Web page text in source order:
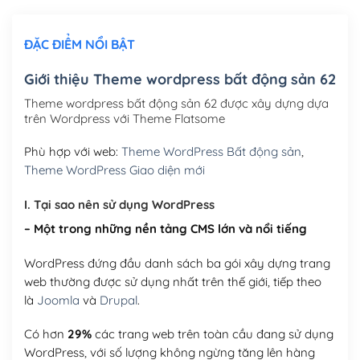
Mua thêm Host + Tên miền
Tên miền quốc tế .com .net .org (1 năm)
(+300,000₫)
Tên miền Việt Nam .vn (1 năm) (+550,000₫)
Hosting 3GB SSD (1 năm)(+550,000₫)
Hosting 5GB SSD (1 năm)
Hosting 8GB SSD (1 năm) (+950,000₫)
ĐẶC ĐIỂM NỔI BẬT
Giới thiệu Theme wordpress bất động sản 62
Theme wordpress bất động sản 62 được xây dựng dựa
trên Wordpress với Theme Flatsome
Phù hợp với web: Theme WordPress Bất động sản,
Theme WordPress Giao diện mới
I. Tại sao nên sử dụng WordPress
– Một trong những nền tảng CMS lớn và nổi tiếng
WordPress đứng đầu danh sách ba gói xây dựng trang
web thường được sử dụng nhất trên thế giới, tiếp theo
là Joomla và Drupal.
Có hơn 29%các trang web trên toàn cầu đang sử dụng
WordPress, với số lượng không ngừng tăng lên hàng